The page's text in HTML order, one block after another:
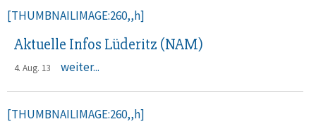
[THUMBNAILIMAGE:260,,h]
Aktuelle Infos Lüderitz (NAM)
4. Aug. 13 weiter...
[THUMBNAILIMAGE:260,,h]